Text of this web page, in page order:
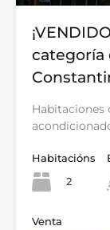
categoría
Habitaciones
Habitacións
2
Venta